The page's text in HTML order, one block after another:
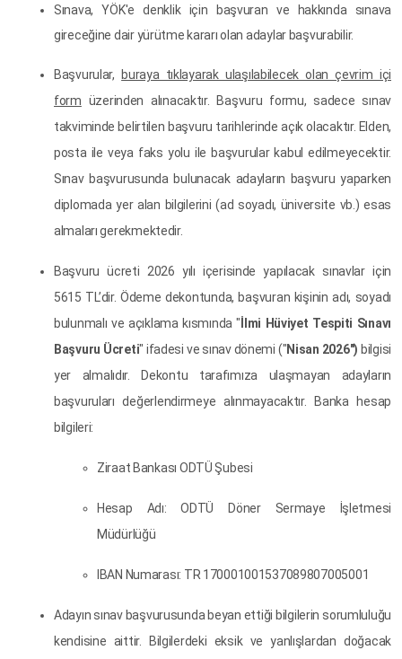
Sınava, YÖK'e denklik için başvuran ve hakkında sınava
gireceğine dair yürütme kararı olan adaylar başvurabilir.
Başvurular,
buraya tıklayarak ulaşılabilecek olan çevrim içi
form üzerinden alınacaktır. Başvuru formu, sadece sınav
takviminde belirtilen başvuru tarihlerinde açık olacaktır. Elden,
posta ile veya faks yolu ile başvurular kabul edilmeyecektir.
Sınav başvurusunda bulunacak adayların başvuru yaparken
diplomada yer alan bilgilerini (ad soyadı, üniversite vb.) esas
almaları gerekmektedir.
Başvuru ücreti 2026 yılı içerisinde yapılacak sınavlar için
5615 TL’dir. Ödeme dekontunda, başvuran kişinin adı, soyadı
bulunmalı ve açıklama kısmında " İlmi Hüviyet Tespiti Sınavı
Başvuru Ücreti" ifadesi ve sınav dönemi ("Nisan 2026") bilgisi
yer almalıdır. Dekontu tarafımıza ulaşmayan adayların
başvuruları değerlendirmeye alınmayacaktır. Banka hesap
bilgileri:
Ziraat Bankası ODTÜ Şubesi
Hesap Adı: ODTÜ Döner Sermaye İşletmesi
Müdürlüğü
IBAN Numarası: TR 170001001537089807005001
Adayın sınav başvurusunda beyan ettiği bilgilerin sorumluluğu
kendisine aittir. Bilgilerdeki eksik ve yanlışlardan doğacak